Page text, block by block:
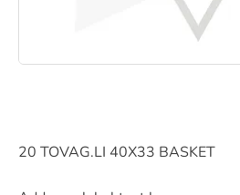
20 TOVAG.LI 40X33 BASKET